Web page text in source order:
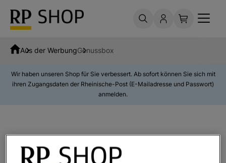
Aus der WerbungGenussbox
Wir haben unseren Shop für Sie verbessert. Ab sofort können Sie sich mit
ihren Zugangsdaten der Rheinische-Post (E-Mailadresse und Passwort)
anmelden.
Genussbox